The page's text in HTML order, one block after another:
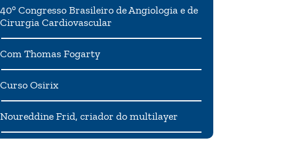
40° Congresso Brasileiro de Angiologia e de
Cirurgia Cardiovascular
Com Thomas Fogarty
Curso Osirix
Noureddine Frid, criador do multilayer